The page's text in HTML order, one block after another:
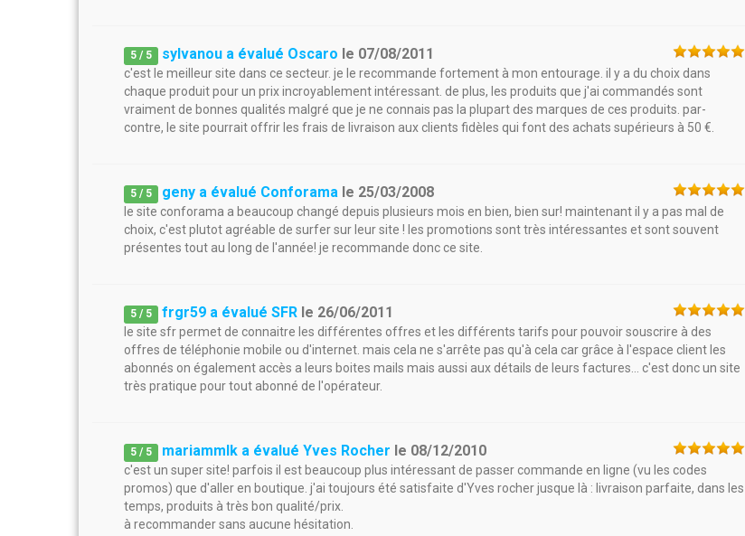
5 / 5 sylvanou a évalué Oscaro le 07/08/2011
c'est le meilleur site dans ce secteur. je le recommande fortement à mon entourage. il y a du choix dans
chaque produit pour un prix incroyablement intéressant. de plus, les produits que j'ai commandés sont
vraiment de bonnes qualités malgré que je ne connais pas la plupart des marques de ces produits. par-
contre, le site pourrait offrir les frais de livraison aux clients fidèles qui font des achats supérieurs à 50 €.
5 / 5 geny a évalué Conforama le 25/03/2008
le site conforama a beaucoup changé depuis plusieurs mois en bien, bien sur! maintenant il y a pas mal de
choix, c'est plutot agréable de surfer sur leur site ! les promotions sont très intéressantes et sont souvent
présentes tout au long de l'année! je recommande donc ce site.
5 / 5 frgr59 a évalué SFR le 26/06/2011
le site sfr permet de connaitre les différentes offres et les différents tarifs pour pouvoir souscrire à des
offres de téléphonie mobile ou d'internet. mais cela ne s'arrête pas qu'à cela car grâce à l'espace client les
abonnés on également accès a leurs boites mails mais aussi aux détails de leurs factures... c'est donc un site
très pratique pour tout abonné de l'opérateur.
5 / 5 mariammlk a évalué Yves Rocher le 08/12/2010
c'est un super site! parfois il est beaucoup plus intéressant de passer commande en ligne (vu les codes
promos) que d'aller en boutique. j'ai toujours été satisfaite d'Yves rocher jusque là : livraison parfaite, dans les
temps, produits à très bon qualité/prix.
à recommander sans aucune hésitation.